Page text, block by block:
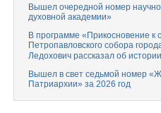
Вышел очередной номер
духовной академии»
В программе «Прикосновение к
Петропавловского собора
Ледохович рассказал об
Вышел в свет седьмой номер
Патриархии» за 2026 год